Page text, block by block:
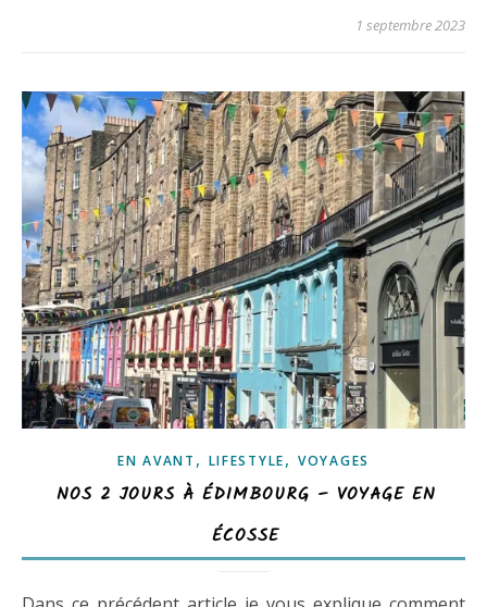
1 septembre 2023
EN AVANT , LIFESTYLE, VOYAGES
NOS 2 JOURS À ÉDIMBOURG – VOYAGE EN
ÉCOSSE